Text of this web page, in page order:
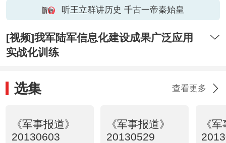
听王立群讲历史 千古一帝秦始皇
[视频]我军陆军信息化建设成果广泛应用
实战化训练
选集 查看更多
《军事报道》
20130603
《军事报道》
20130529
《